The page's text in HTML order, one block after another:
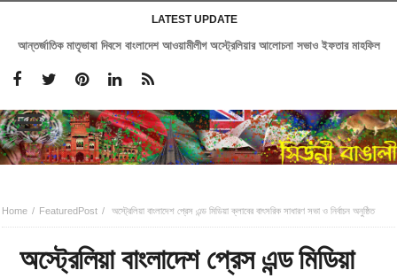
LATEST UPDATE
আন্তর্জাতিক মাতৃভাষা দিবসে বাংলাদেশ আওয়ামীলীগ অস্ট্রেলিয়ার আলোচনা সভাও ইফতার মাহফিল
Home FeaturedPost অস্ট্রেলিয়া বাংলাদেশ প্রেস এন্ড মিডিয়া ক্লাবের বাৎসরিক সাধারণ সভা ও নির্বাচন অনুষ্ঠিত
অস্ট্রেলিয়া বাংলাদেশ প্রেস এন্ড মিডিয়া